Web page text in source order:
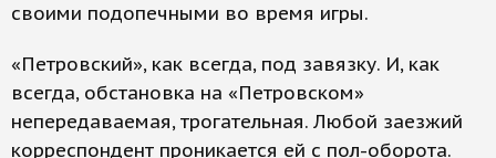
своими подопечными во время игры.
«Петровский», как всегда, под завязку. И, как
всегда, обстановка на «Петровском»
непередаваемая, трогательная. Любой заезжий
корреспондент проникается ей с пол-оборота.